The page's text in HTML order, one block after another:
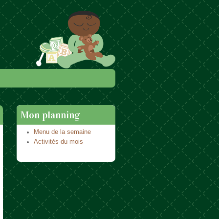
Mon planning
Menu de la semaine
Activités du mois